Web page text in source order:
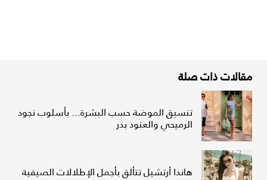
مقالات ذات صلة
تنسيق الموضة حسب البشرة... بأسلوب نجود
الرميحي والعنود بدر
هاندا أرتشيل تتألق بأجمل الإطلالات الصيفية